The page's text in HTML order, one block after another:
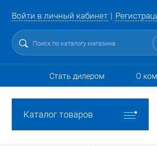
Войти в личный кабинет
Стать дилером О
Каталог товаров